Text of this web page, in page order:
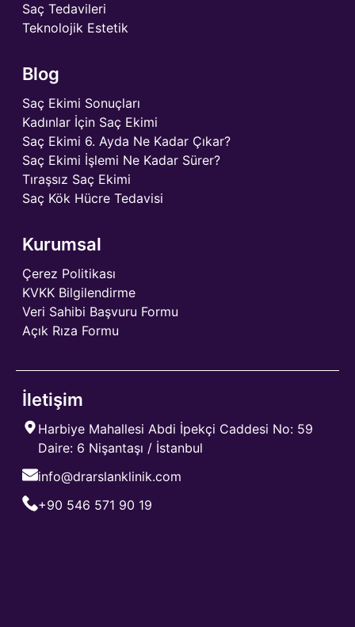
Saç Tedavileri
Teknolojik Estetik
Blog
Saç Ekimi Sonuçları
Kadınlar İçin Saç Ekimi
Saç Ekimi 6. Ayda Ne Kadar Çıkar?
Saç Ekimi İşlemi Ne Kadar Sürer?
Tıraşsız Saç Ekimi
Saç Kök Hücre Tedavisi
Kurumsal
Çerez Politikası
KVKK Bilgilendirme
Veri Sahibi Başvuru Formu
Açık Rıza Formu
İletişim
Harbiye Mahallesi Abdi İpekçi Caddesi No: 59
Daire: 6 Nişantaşı / İstanbul
info@drarslanklinik.com
+90 546 571 90 19